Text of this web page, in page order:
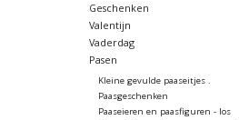
Geschenken
Valentijn
Vaderdag
Pasen
Kleine gevulde paaseitjes .
Paasgeschenken
Paaseieren en paasfiguren - los